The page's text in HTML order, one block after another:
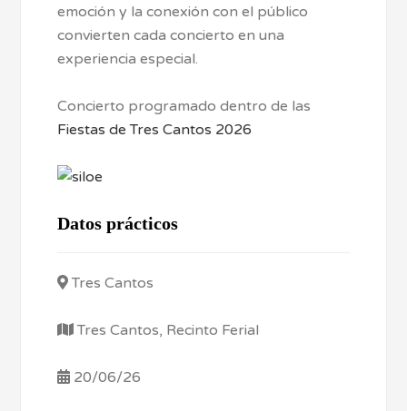
emoción y la conexión con el público
convierten cada concierto en una
experiencia especial.
Concierto programado dentro de las
Fiestas de Tres Cantos 2026
Datos prácticos
Tres Cantos
Tres Cantos, Recinto Ferial
20/06/26